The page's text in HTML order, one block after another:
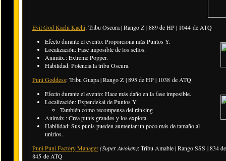
Evil God Kachi Kachi: Tribu Oscura | Rango Z | 889 de HP | 1044 de ATQ
Efecto durante el evento: Proporciona más Puntos Y.
Localización: Fase imposible de los sellos.
Animáx.: Extreme Popper.
Habilidad: Potencia la tribu Oscura.
Puni Goddess: Tribu Guapa | Rango Z | 895 de HP | 1038 de ATQ
Efecto durante el evento: Hace más daño en la fase imposible.
Localización: Expendekai de Puntos Y.
También como recompensa del ránking
Animáx.: Crea punis grandes y los explota.
Habilidad: Sus punis pueden aumentar un poco más de tamaño al
unirlos.
Puni Puni Factory Manager(Super Awoken): Tribu Amable | Rango SSS | 834
845 de ATQ